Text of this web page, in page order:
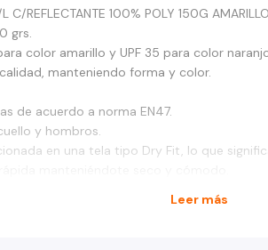
C/REFLECTANTE 100% POLY 150G
grs.
color amarillo y UPF 35 para color
manteniendo forma y color.
de acuerdo a norma EN47.
y hombros.
en una tela tipo Dry Fit, lo que
Leer más